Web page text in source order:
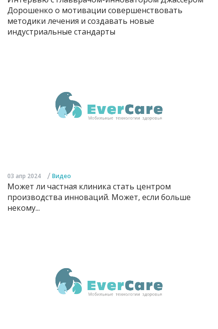
Дорошенко о мотивации совершенствовать
методики лечения и создавать новые
индустриальные стандарты
03 апр 2024 / Видео
Может ли частная клиника стать центром
производства инноваций. Может, если больше
некому...